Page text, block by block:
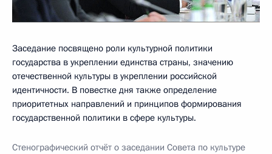
Заседание посвящено роли культурной политики
государства в укреплении единства страны, значению
отечественной культуры в укреплении российской
идентичности. В повестке дня также определение
приоритетных направлений и принципов формирования
государственной политики в сфере культуры.
Стенографический отчёт о заседании Совета по культуре